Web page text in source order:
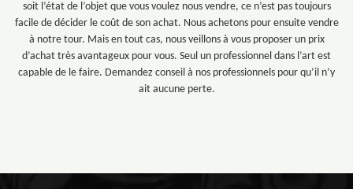
soit l’état de l’objet que vous voulez nous vendre, ce n’est pas toujours
facile de décider le coût de son achat. Nous achetons pour ensuite vendre
à notre tour. Mais en tout cas, nous veillons à vous proposer un prix
d’achat très avantageux pour vous. Seul un professionnel dans l’art est
capable de le faire. Demandez conseil à nos professionnels pour qu’il n’y
ait aucune perte.